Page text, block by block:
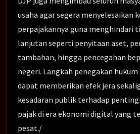
usaha agar segera menyelesaikan
perpajakannya guna menghindari
lanjutan seperti penyitaan aset,
tambahan, hingga pencegahan
negeri. Langkah penegakan
dapat memberikan efek jera
kesadaran publik terhadap
pajak di era ekonomi digital yang
pesat./